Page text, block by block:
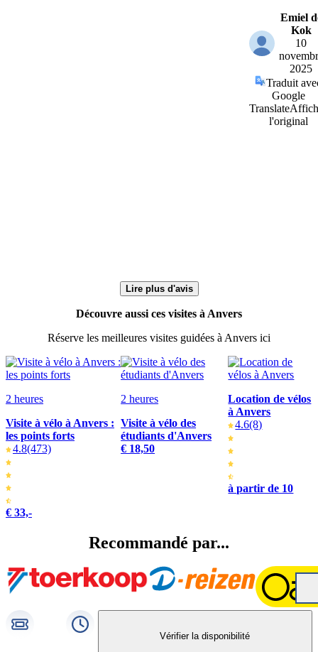
Emiel
Kok
10
2025
Traduit
Google
Translate
l'original
Lire plus d'avis
Découvre aussi ces visites à Anvers
Réserve les meilleures visites guidées à Anvers ici
2 heures
Visite à vélo à Anvers :
les points forts
4.8(473)
€ 33,-
2 heures
Visite à vélo des
étudiants d'Anvers
€ 18,50
Location de vélos
à Anvers
4.6(8)
à partir de 10
Recommandé par...
Vérifier la disponibilité